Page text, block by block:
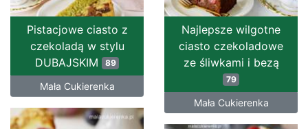
Pistacjowe ciasto z
czekoladą w stylu
DUBAJSKIM
89
Mała Cukierenka
Najlepsze wilgotne
ciasto czekoladowe
ze śliwkami i bezą
79
Mała Cukierenka